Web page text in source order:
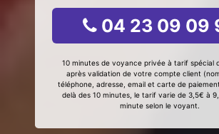
04 23 09 09
10 minutes de voyance privée à tarif spécial
après validation de votre compte client
téléphone, adresse, email et carte de
delà des 10 minutes, le tarif varie de 3,5€ à
minute selon le voyant.